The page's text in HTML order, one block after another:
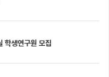
학생연구원 모집